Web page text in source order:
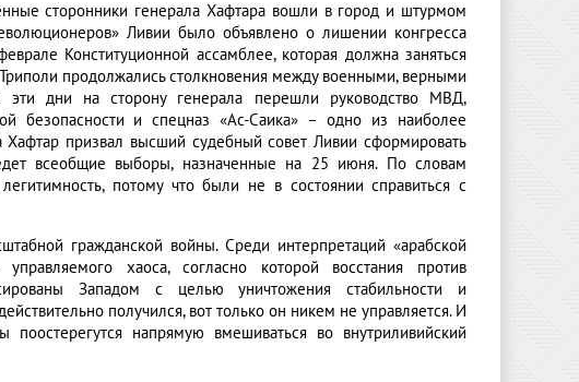
сторонники генерала Хафтара вошли в город и штурмом
Ливии было объявлено о лишении конгресса
Конституционной ассамблее, которая должна заняться
продолжались столкновения между военными, верными
эти дни на сторону генерала перешли руководство МВД,
безопасности и спецназ «Ас-Саика» – одно из наиболее
призвал высший судебный совет Ливии сформировать
всеобщие выборы, назначенные на 25 июня. По словам
потому что были не в состоянии справиться с
гражданской войны. Среди интерпретаций «арабской
хаоса, согласно которой восстания против
Западом с целью уничтожения стабильности и
получился, вот только он никем не управляется. И
напрямую вмешиваться во внутриливийский